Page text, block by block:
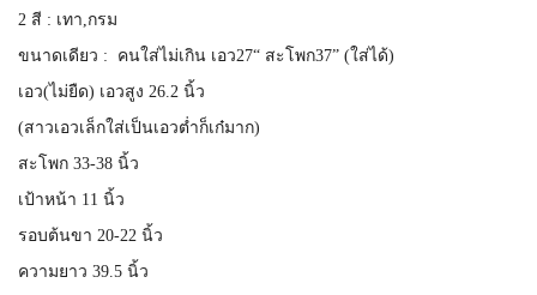
2 สี : เทา,กรม
ขนาดเดียว :
คนใส่ไม่เกิน เอว27“ สะโพก37” (ใส่ได้)
เอว(ไม่ยืด) เอวสูง 26.2 นิ้ว
(สาวเอวเล็กใส่เป็นเอวต่ำก็เก๋มาก)
สะโพก 33-38 นิ้ว
เป้าหน้า 11 นิ้ว
รอบต้นขา 20-22 นิ้ว
ความยาว 39.5 นิ้ว